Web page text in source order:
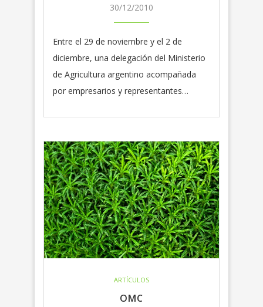
30/12/2010
Entre el 29 de noviembre y el 2 de
diciembre, una delegación del Ministerio
de Agricultura argentino acompañada
por empresarios y representantes…
ARTÍCULOS
OMC